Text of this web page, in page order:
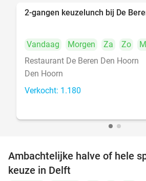
2-gangen keuzelunch bij De
Vandaag Morgen Za Zo
Restaurant De Beren Den Hoorn
Den Hoorn
Verkocht: 1.180
TODAY
Ambachtelijke halve of hele
keuze in Delft